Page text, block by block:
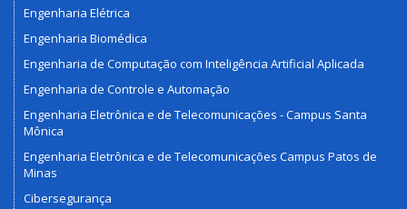
Engenharia Elétrica
Engenharia Biomédica
Engenharia de Computação com Inteligência Artificial Aplicada
Engenharia de Controle e Automação
Engenharia Eletrônica e de Telecomunicações - Campus Santa
Mônica
Engenharia Eletrônica e de Telecomunicações Campus Patos de
Minas
Cibersegurança